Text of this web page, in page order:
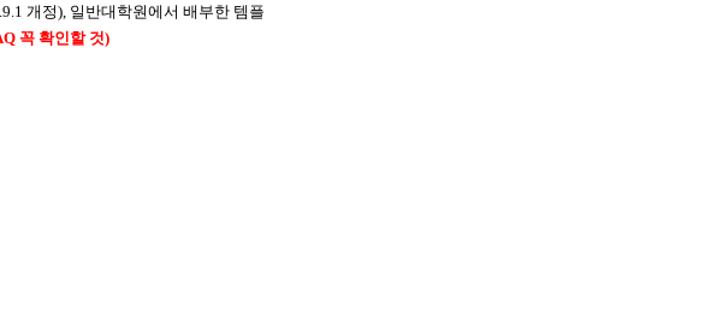
개정), 일반대학원에서 배부한 템플
꼭 확인할 것)